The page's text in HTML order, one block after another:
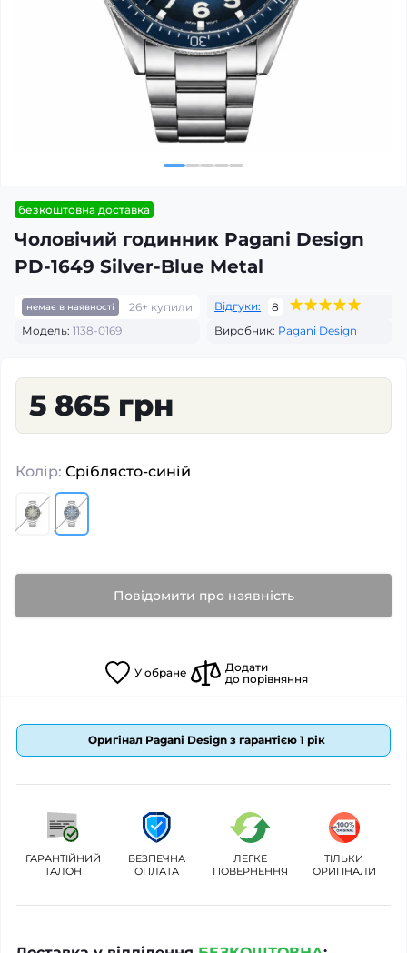
безкоштовна доставка
Чоловічий годинник Pagani Design
PD-1649 Silver-Blue Metal
немає в наявності 26+ купили Відгуки:
8
Модель: 1138-0169 Виробник: Pagani Design
5 865 грн
Колір: Сріблясто-синій
Повідомити про наявність
У обране
Додати
до порівняння
Оригінал Pagani Design з гарантією 1 рік
ГАРАНТІЙНИЙ
ТАЛОН
БЕЗПЕЧНА
ОПЛАТА
ЛЕГКЕ
ПОВЕРНЕННЯ
ТІЛЬКИ
ОРИГІНАЛИ